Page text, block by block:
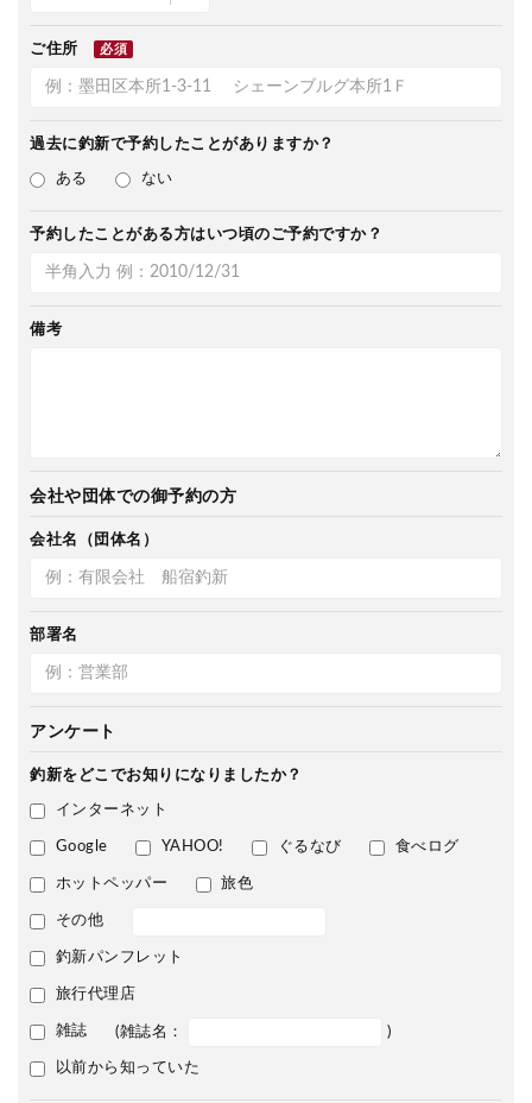
ご住所 必須
過去に釣新で予約したことがありますか？
ある ない
予約したことがある方はいつ頃のご予約ですか？
備考
会社や団体での御予約の方
会社名（団体名）
部署名
アンケート
釣新をどこでお知りになりましたか？
インターネット
Google YAHOO! ぐるなび 食べログ
ホットペッパー 旅色
その他
釣新パンフレット
旅行代理店
雑誌 (雑誌名： )
以前から知っていた